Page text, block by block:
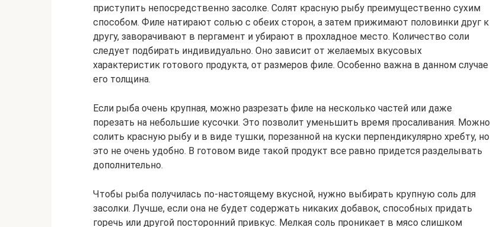
приступить непосредственно засолке. Солят красную рыбу преимущественно сухим
способом. Филе натирают солью с обеих сторон, а затем прижимают половинки друг к
другу, заворачивают в пергамент и убирают в прохладное место. Количество соли
следует подбирать индивидуально. Оно зависит от желаемых вкусовых
характеристик готового продукта, от размеров филе. Особенно важна в данном случае
его толщина.
Если рыба очень крупная, можно разрезать филе на несколько частей или даже
порезать на небольшие кусочки. Это позволит уменьшить время просаливания. Можно
солить красную рыбу и в виде тушки, порезанной на куски перпендикулярно хребту, но
это не очень удобно. В готовом виде такой продукт все равно придется разделывать
дополнительно.
Чтобы рыба получилась по-настоящему вкусной, нужно выбирать крупную соль для
засолки. Лучше, если она не будет содержать никаких добавок, способных придать
горечь или другой посторонний привкус. Мелкая соль проникает в мясо слишком